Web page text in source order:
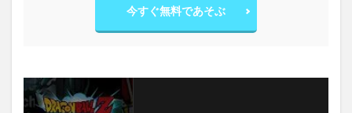
今すぐ無料であそぶ